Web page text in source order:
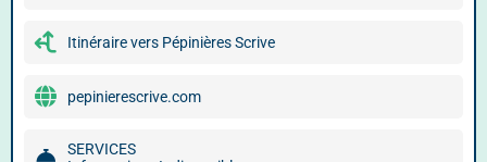
Itinéraire vers Pépinières Scrive
pepinierescrive.com
SERVICES